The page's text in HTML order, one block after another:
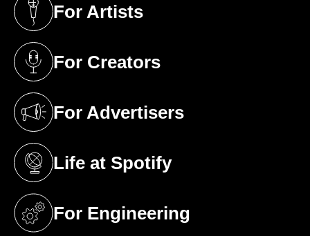
For Artists
(opens in a new tab)
For Creators
(opens in a new tab)
For Advertisers
(opens in a new tab)
Life at Spotify
(opens in a new tab)
For Engineering
(opens in a new tab)